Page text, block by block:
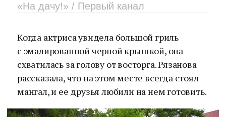
«На дачу!» / Первый канал
Когда актриса увидела большой гриль
с эмалированной черной крышкой, она
схватилась за голову от восторга. Рязанова
рассказала, что на этом месте всегда стоял
мангал, и ее друзья любили на нем готовить.